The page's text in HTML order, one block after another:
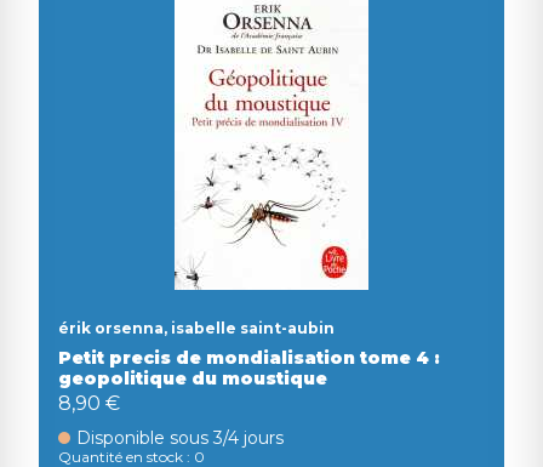
érik orsenna, isabelle saint-aubin
Petit precis de mondialisation tome 4 :
geopolitique du moustique
8,90 €
Disponible sous 3/4 jours
Quantité en stock : 0